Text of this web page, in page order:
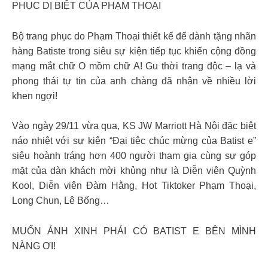
PHỤC DỊ BIỆT CỦA PHẠM THOẠI
Bộ trang phục do Phạm Thoại thiết kế để dành tặng nhãn
hàng Batiste trong siêu sự kiện tiếp tục khiến cộng đồng
mạng mắt chữ O mồm chữ A! Gu thời trang độc – lạ và
phong thái tự tin của anh chàng đã nhận về nhiều lời
khen ngợi!
Vào ngày 29/11 vừa qua, KS JW Marriott Hà Nội đặc biệt
náo nhiệt với sự kiện “Đại tiệc chúc mừng của Batist e”
siêu hoành tráng hơn 400 người tham gia cùng sự góp
mặt của dàn khách mời khủng như là Diễn viên Quỳnh
Kool, Diễn viên Đàm Hằng, Hot Tiktoker Phạm Thoại,
Long Chun, Lê Bống…
MUỐN ẢNH XINH PHẢI CÓ BATIST E BÊN MÌNH
NÀNG ƠI!